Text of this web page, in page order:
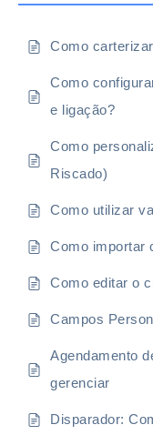
Como
Como
e ligação?
Como
Riscado)
Como utilizar
Como importar
Como editar o
Campos
Agendamento
gerenciar
Disparador: